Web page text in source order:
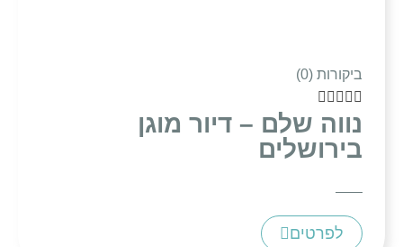
ביקורות (0)

נווה שלם – דיור מוגן
בירושלים
לפרטים